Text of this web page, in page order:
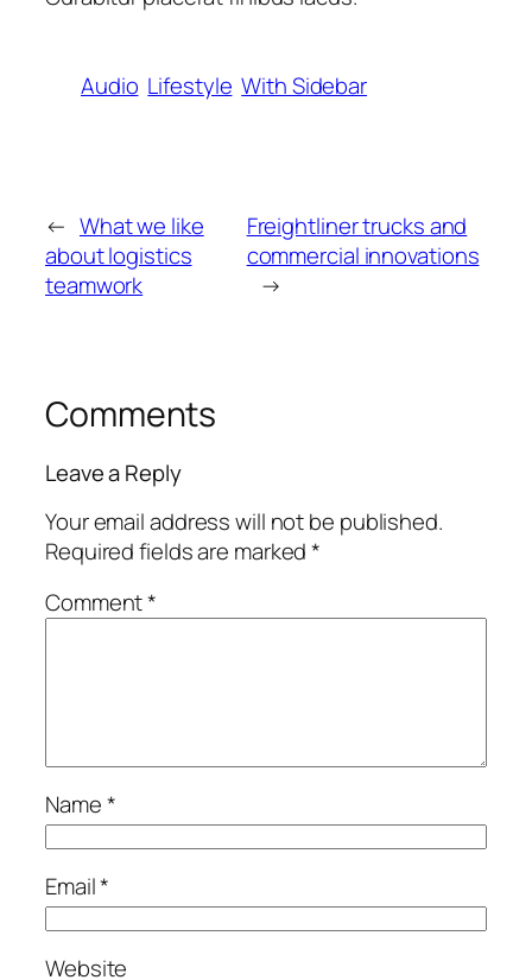
Audio Lifestyle With Sidebar
← What we like
about logistics
teamwork
Freightliner trucks and
commercial innovations
→
Comments
Leave a Reply
Your email address will not be published.
Required fields are marked*
Comment*
Name*
Email*
Website